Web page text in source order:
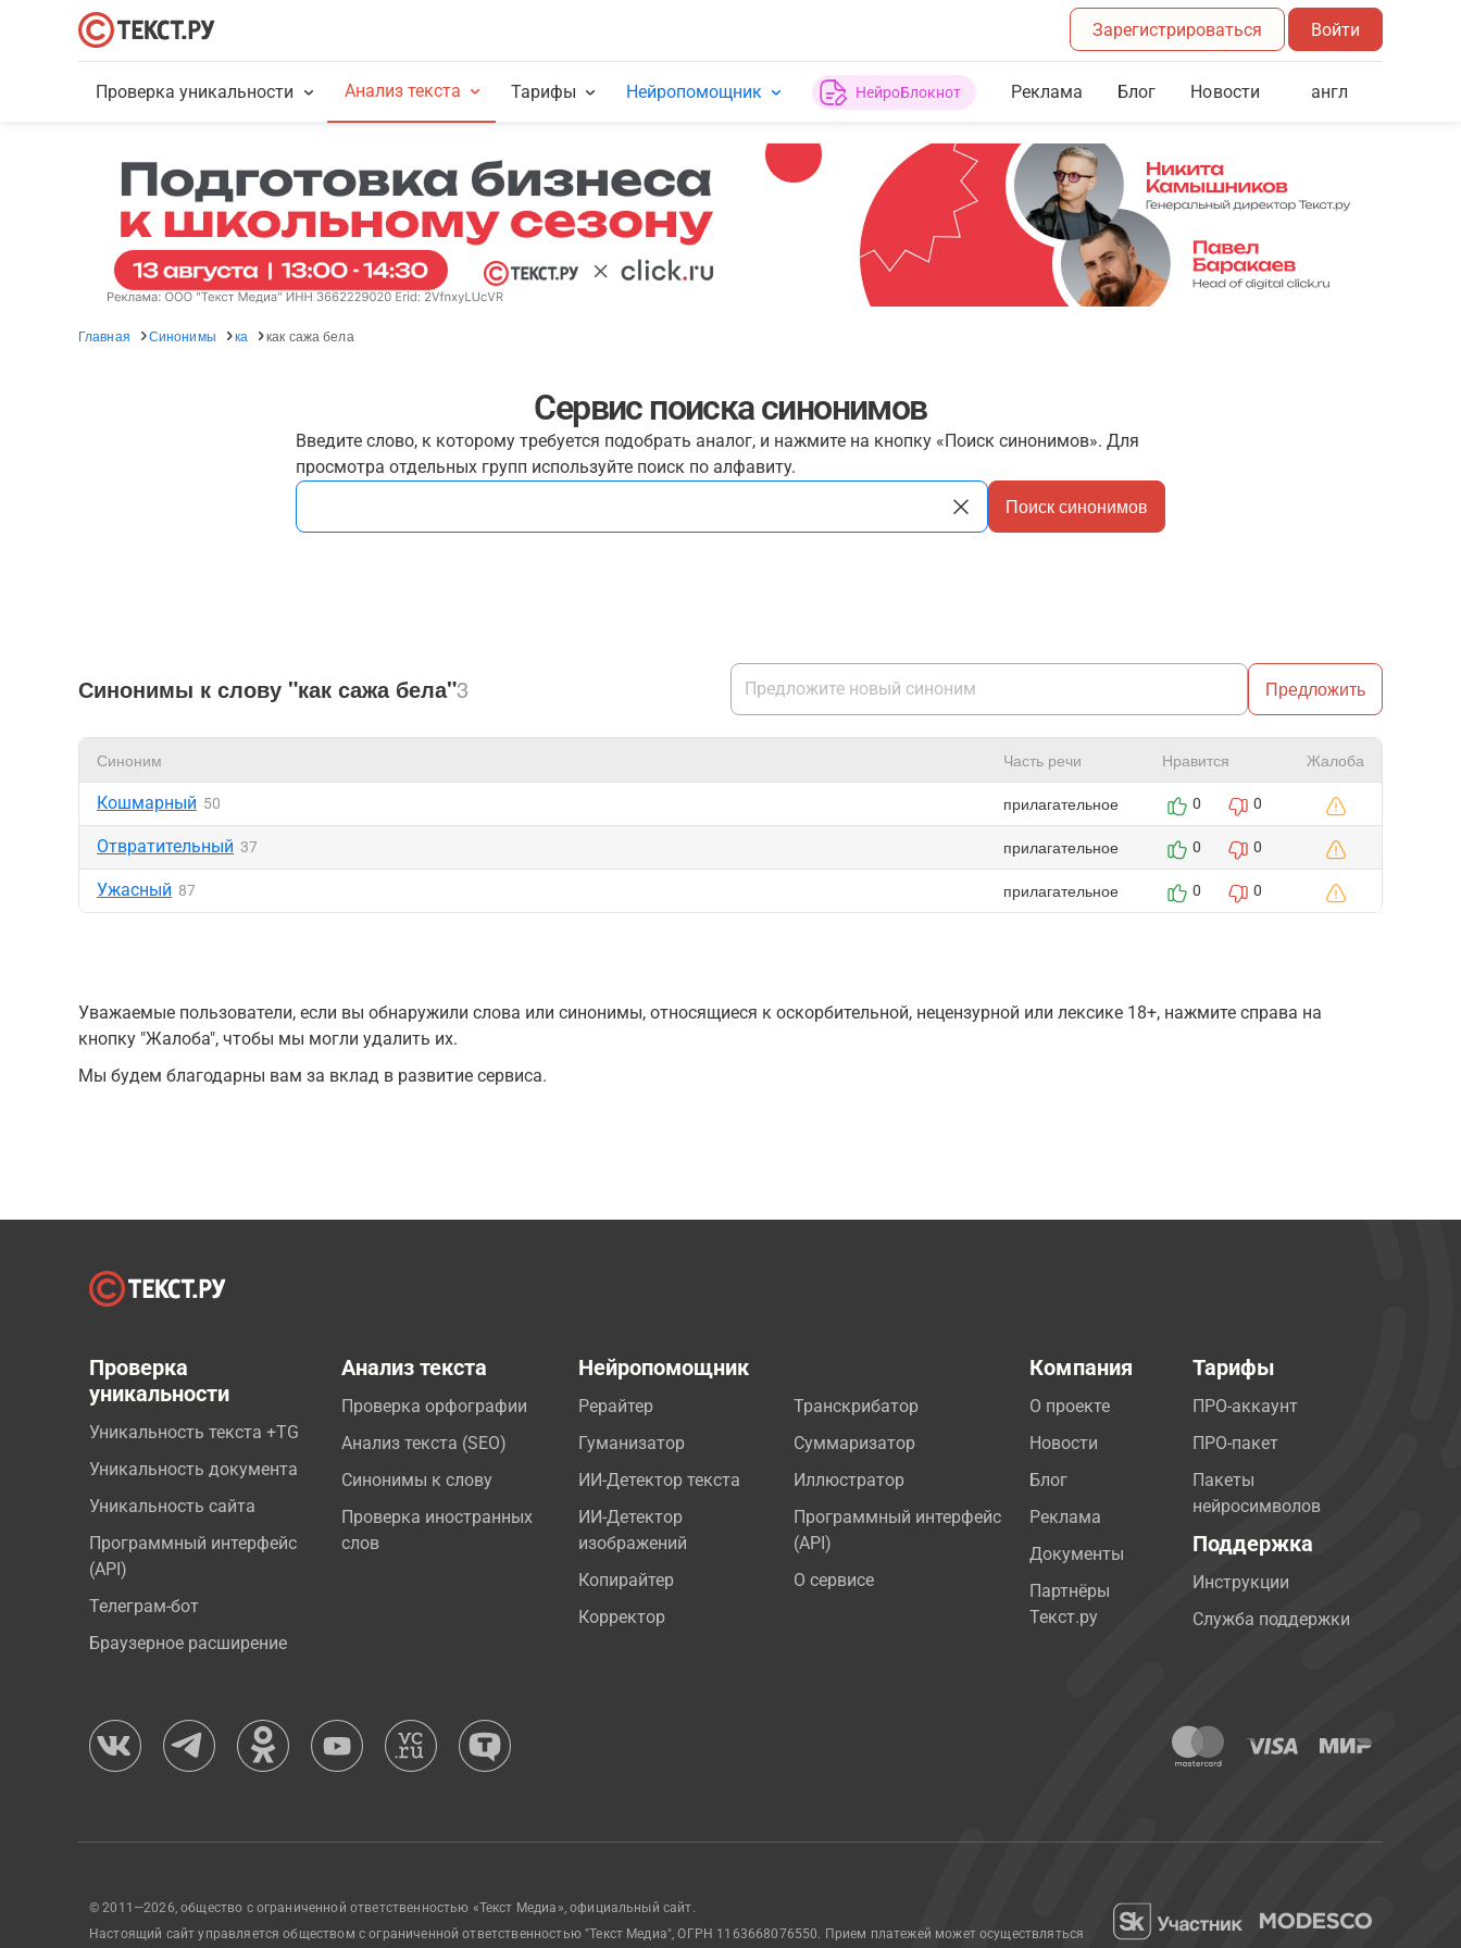
Зарегистрироваться Войти
Проверка уникальности Анализ текста Тарифы Нейропомощник НейроБлокнот Реклама Блог Новости англ
Главная Синонимы ка как сажа бела
Сервис поиска синонимов
Введите слово, к которому требуется подобрать аналог, и нажмите на кнопку «Поиск синонимов». Для
просмотра отдельных групп используйте поиск по алфавиту.
Поиск синонимов
Синонимы к слову "как сажа бела"3 Предложить
Синоним Часть речи Нравится Жалоба
Кошмарный 50 прилагательное 0 0
Отвратительный 37 прилагательное 0 0
Ужасный 87 прилагательное 0 0
Уважаемые пользователи, если вы обнаружили слова или синонимы, относящиеся к оскорбительной, нецензурной или лексике 18+, нажмите справа на
кнопку "Жалоба", чтобы мы могли удалить их.
Мы будем благодарны вам за вклад в развитие сервиса.
Проверка
уникальности
Уникальность текста +TG
Уникальность документа
Уникальность сайта
Программный интерфейс
(API)
Телеграм-бот
Браузерное расширение
Анализ текста
Проверка орфографии
Анализ текста (SEO)
Синонимы к слову
Проверка иностранных
слов
Нейропомощник
Рерайтер
Гуманизатор
ИИ-Детектор текста
ИИ-Детектор
изображений
Копирайтер
Корректор
Транскрибатор
Суммаризатор
Иллюстратор
Программный интерфейс
(API)
О сервисе
Компания
О проекте
Новости
Блог
Реклама
Документы
Партнёры
Текст.ру
Тарифы
ПРО-аккаунт
ПРО-пакет
Пакеты
нейросимволов
Поддержка
Инструкции
Служба поддержки
© 2011—2026, общество с ограниченной ответственностью «Текст Медиа», официальный сайт.
Настоящий сайт управляется обществом с ограниченной ответственностью "Текст Медиа", ОГРН 1163668076550. Прием платежей может осуществляться